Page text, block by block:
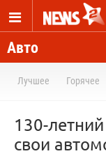
Авто
Лучшее Горячее
130-
свои